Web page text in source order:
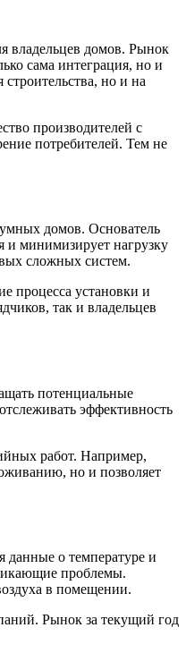
владельцев домов. Рынок
сама интеграция, но и
но и на
производителей с
потребителей. Тем не
домов. Основатель
и минимизирует нагрузку
сложных систем.
процесса установки и
так и владельцев
потенциальные
эффективность
работ. Например,
но и позволяет
о температуре и
проблемы.
в помещении.
Рынок за текущий год